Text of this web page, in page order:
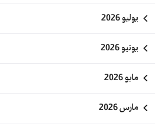
يوليو 2026
يونيو 2026
مايو 2026
مارس 2026